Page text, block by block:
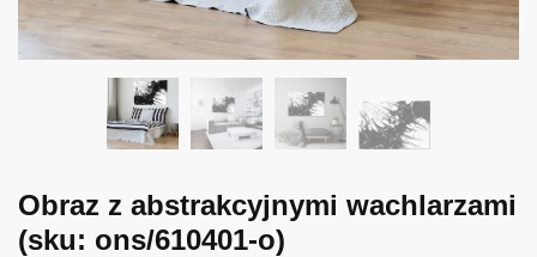
Obraz z abstrakcyjnymi wachlarzami
(sku: ons/610401-o)